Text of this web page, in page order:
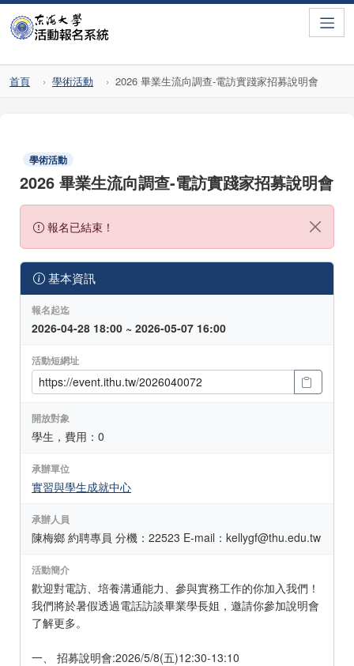
首頁 學術活動 2026 畢業生流向調查-電訪實踐家招募說明會
學術活動
2026 畢業生流向調查-電訪實踐家招募說明會
報名已結束！
基本資訊
報名起迄
2026-04-28 18:00 ~ 2026-05-07 16:00
活動短網址
開放對象
學生，費用：0
承辦單位
實習與學生成就中心
承辦人員
陳梅鄉 約聘專員 分機：22523 E-mail：kellygf@thu.edu.tw
活動簡介
歡迎對電訪、培養溝通能力、參與實務工作的你加入我們！
我們將於暑假透過電話訪談畢業學長姐，邀請你參加說明會
了解更多。
一、 招募說明會:2026/5/8(五)12:30-13:10